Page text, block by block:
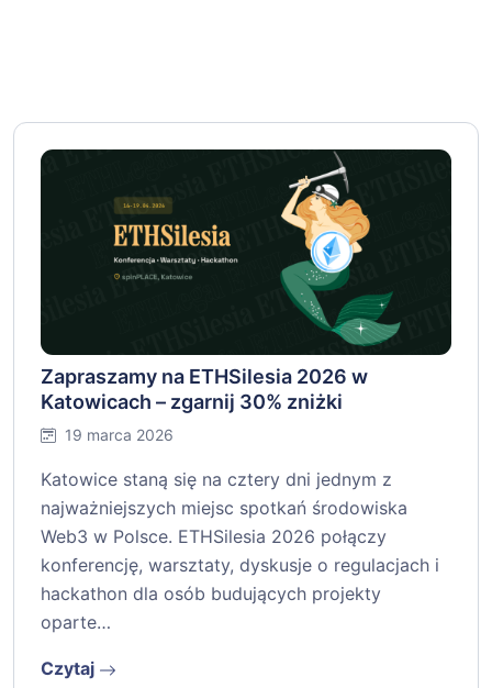
Zapraszamy na ETHSilesia 2026 w
Katowicach – zgarnij 30% zniżki
19 marca 2026
Katowice staną się na cztery dni jednym z
najważniejszych miejsc spotkań środowiska
Web3 w Polsce. ETHSilesia 2026 połączy
konferencję, warsztaty, dyskusje o regulacjach i
hackathon dla osób budujących projekty
oparte…
Czytaj